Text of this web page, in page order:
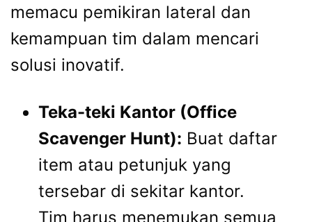
memacu pemikiran lateral dan
kemampuan tim dalam mencari
solusi inovatif.
Teka-teki Kantor (Office
Scavenger Hunt): Buat daftar
item atau petunjuk yang
tersebar di sekitar kantor.
Tim harus menemukan semua